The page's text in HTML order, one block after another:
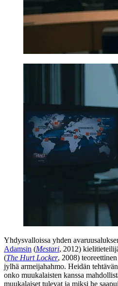
Yhdysvalloissa yhden
Adamsin (Mestari, 2012)
(The Hurt Locker, 2008)
jylhä armeijahahmo. Heidän
onko muukalaisten kanssa
muukalaiset tulevat ja miksi he